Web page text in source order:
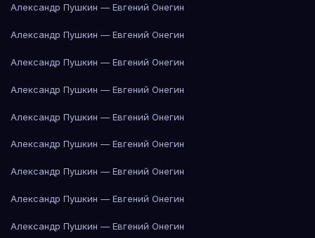
Александр Пушкин — Евгений Онегин
Александр Пушкин — Евгений Онегин
Александр Пушкин — Евгений Онегин
Александр Пушкин — Евгений Онегин
Александр Пушкин — Евгений Онегин
Александр Пушкин — Евгений Онегин
Александр Пушкин — Евгений Онегин
Александр Пушкин — Евгений Онегин
Александр Пушкин — Евгений Онегин